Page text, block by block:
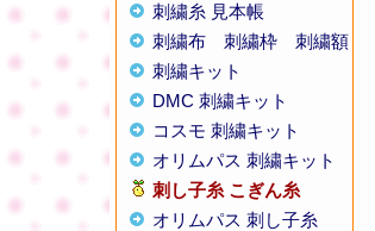
刺繍糸 見本帳
刺繍布
刺繍枠
刺繍額
刺繍キット
DMC 刺繍キット
コスモ 刺繍キット
オリムパス 刺繍キット
刺し子糸 こぎん糸
オリムパス 刺し子糸